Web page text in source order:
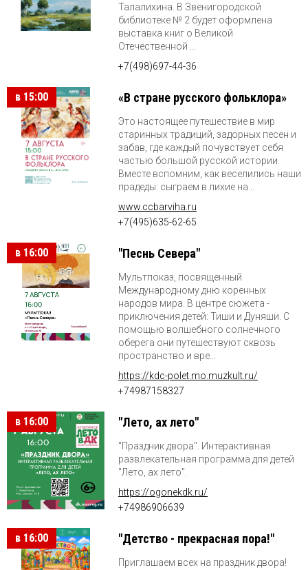
Талалихина. В Звенигородской
библиотеке № 2 будет оформлена
выставка книг о Великой
Отечественной ...
+7(498)697-44-36
в 15:00 «В стране русского фольклора»
Это настоящее путешествие в мир
старинных традиций, задорных песен и
забав, где каждый почувствует себя
частью большой русской истории.
Вместе вспомним, как веселились наши
прадеды: сыграем в лихие на...
www.ccbarviha.ru
+7(495)635-62-65
в 16:00 "Песнь Севера"
Мультпоказ, посвященный
Международному дню коренных
народов мира. В центре сюжета -
приключения детей: Тиши и Дуняши. С
помощью волшебного солнечного
оберега они путешествуют сквозь
пространство и вре...
https://kdc-polet.mo.muzkult.ru/
+74987158327
в 16:00 "Лето, ах лето"
"Праздник двора". Интерактивная
развлекательная программа для детей
"Лето, ах лето".
https://ogonekdk.ru/
+74986906639
в 16:00 "Детство - прекрасная пора!"
Приглашаем всех на праздник двора!